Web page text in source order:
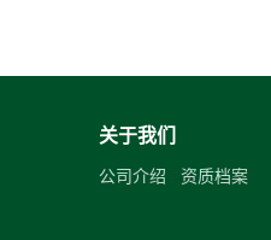
关于我们
公司介绍 资质档案